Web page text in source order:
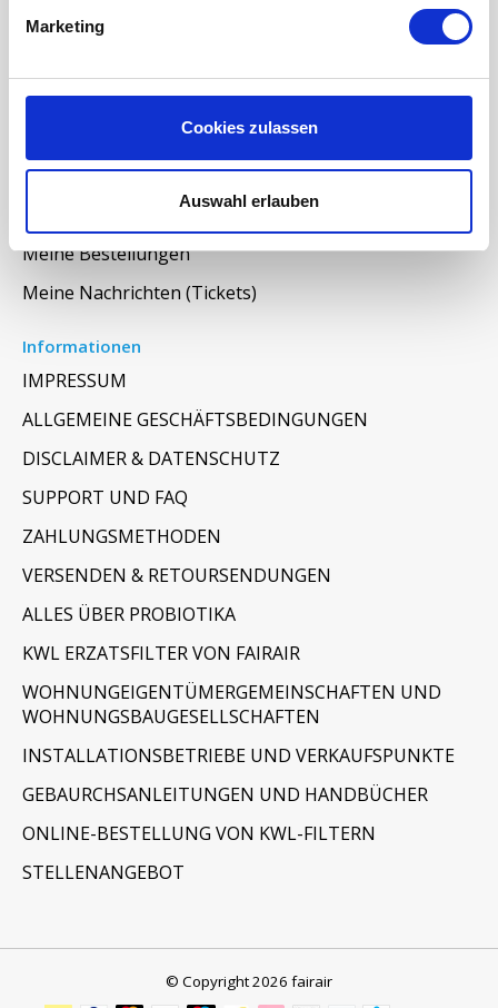
Marketing
Cookies zulassen
Auswahl erlauben
RAUMKLIMA-MONITOR UHOO!
Kundenkonto anlegen
Meine Bestellungen
Meine Nachrichten (Tickets)
Informationen
IMPRESSUM
ALLGEMEINE GESCHÄFTSBEDINGUNGEN
DISCLAIMER & DATENSCHUTZ
SUPPORT UND FAQ
ZAHLUNGSMETHODEN
VERSENDEN & RETOURSENDUNGEN
ALLES ÜBER PROBIOTIKA
KWL ERZATSFILTER VON FAIRAIR
WOHNUNGEIGENTÜMERGEMEINSCHAFTEN UND
WOHNUNGSBAUGESELLSCHAFTEN
INSTALLATIONSBETRIEBE UND VERKAUFSPUNKTE
GEBAURCHSANLEITUNGEN UND HANDBÜCHER
ONLINE-BESTELLUNG VON KWL-FILTERN
STELLENANGEBOT
© Copyright 2026 fairair